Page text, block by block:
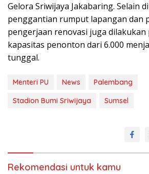
Gelora Sriwijaya Jakabaring. Selain
penggantian rumput lapangan dan
pengerjaan renovasi juga
kapasitas penonton dari 6.000
tunggal.
Menteri PU News
Palembang
Stadion Bumi Sriwijaya
Sumsel
Rekomendasi untuk kamu